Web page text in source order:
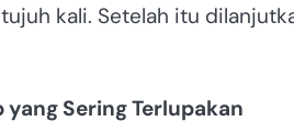
kali. Setelah itu
Sering Terlupakan